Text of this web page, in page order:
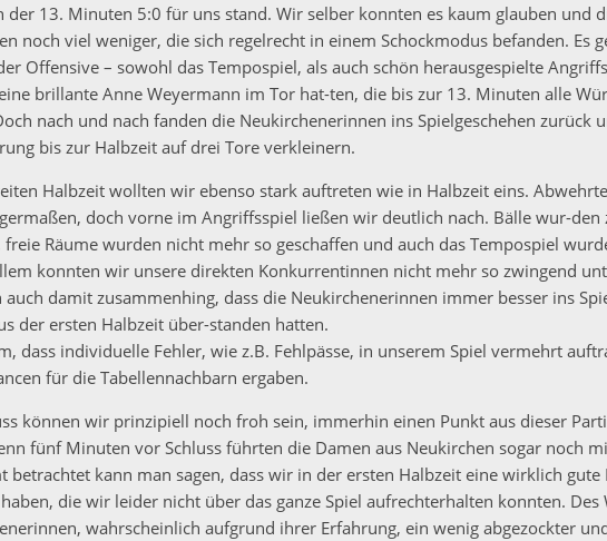
der 13. Minuten 5:0 für uns stand. Wir selber konnten es kaum glauben und
noch viel weniger, die sich regelrecht in einem Schockmodus befanden. Es
Offensive – sowohl das Tempospiel, als auch schön herausgespielte
brillante Anne Weyermann im Tor hat-ten, die bis zur 13. Minuten alle
nach und nach fanden die Neukirchenerinnen ins Spielgeschehen zurück
bis zur Halbzeit auf drei Tore verkleinern.
Halbzeit wollten wir ebenso stark auftreten wie in Halbzeit eins.
doch vorne im Angriffsspiel ließen wir deutlich nach. Bälle wur-den
freie Räume wurden nicht mehr so geschaffen und auch das Tempospiel
konnten wir unsere direkten Konkurrentinnen nicht mehr so zwingend
auch damit zusammenhing, dass die Neukirchenerinnen immer besser ins
der ersten Halbzeit über-standen hatten.
dass individuelle Fehler, wie z.B. Fehlpässe, in unserem Spiel vermehrt
für die Tabellennachbarn ergaben.
können wir prinzipiell noch froh sein, immerhin einen Punkt aus dieser
fünf Minuten vor Schluss führten die Damen aus Neukirchen sogar noch
betrachtet kann man sagen, dass wir in der ersten Halbzeit eine wirklich gute
die wir leider nicht über das ganze Spiel aufrechterhalten konnten. Des
wahrscheinlich aufgrund ihrer Erfahrung, ein wenig abgezockter